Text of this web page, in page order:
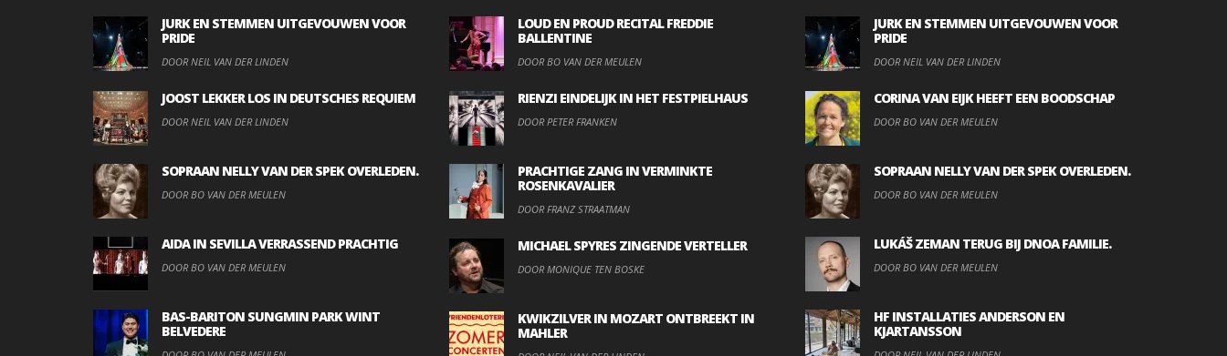
JURK EN STEMMEN UITGEVOUWEN VOOR
PRIDE
DOOR NEIL VAN DER LINDEN
JOOST LEKKER LOS IN DEUTSCHES REQUIEM
DOOR NEIL VAN DER LINDEN
SOPRAAN NELLY VAN DER SPEK OVERLEDEN.
DOOR BO VAN DER MEULEN
AIDA IN SEVILLA VERRASSEND PRACHTIG
DOOR BO VAN DER MEULEN
BAS-BARITON SUNGMIN PARK WINT
BELVEDERE
LOUD EN PROUD RECITAL FREDDIE
BALLENTINE
DOOR BO VAN DER MEULEN
RIENZI EINDELIJK IN HET FESTPIELHAUS
DOOR PETER FRANKEN
PRACHTIGE ZANG IN VERMINKTE
ROSENKAVALIER
DOOR FRANZ STRAATMAN
MICHAEL SPYRES ZINGENDE VERTELLER
DOOR MONIQUE TEN BOSKE
KWIKZILVER IN MOZART ONTBREEKT IN
MAHLER
JURK EN STEMMEN UITGEVOUWEN VOOR
PRIDE
DOOR NEIL VAN DER LINDEN
CORINA VAN EIJK HEEFT EEN BOODSCHAP
DOOR BO VAN DER MEULEN
SOPRAAN NELLY VAN DER SPEK OVERLEDEN.
DOOR BO VAN DER MEULEN
LUKÁŠ ZEMAN TERUG BIJ DNOA FAMILIE.
DOOR BO VAN DER MEULEN
HF INSTALLATIES ANDERSON EN
KJARTANSSON